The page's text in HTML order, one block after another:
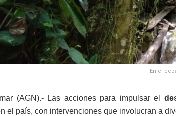
En el
(AGN).- Las acciones para impulsar el
el país, con intervenciones que involucran a